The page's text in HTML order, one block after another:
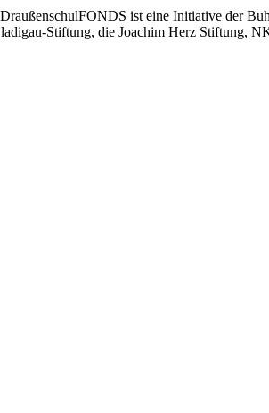
ist eine Initiative der
Stiftung, die Joachim Herz Stiftung,